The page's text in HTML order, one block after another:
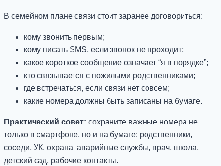
В семейном плане связи стоит заранее договориться:
кому звонить первым;
кому писать SMS, если звонок не проходит;
какое короткое сообщение означает “я в порядке”;
кто связывается с пожилыми родственниками;
где встречаться, если связи нет совсем;
какие номера должны быть записаны на бумаге.
Практический совет: сохраните важные номера не
только в смартфоне, но и на бумаге: родственники,
соседи, УК, охрана, аварийные службы, врач, школа,
детский сад, рабочие контакты.